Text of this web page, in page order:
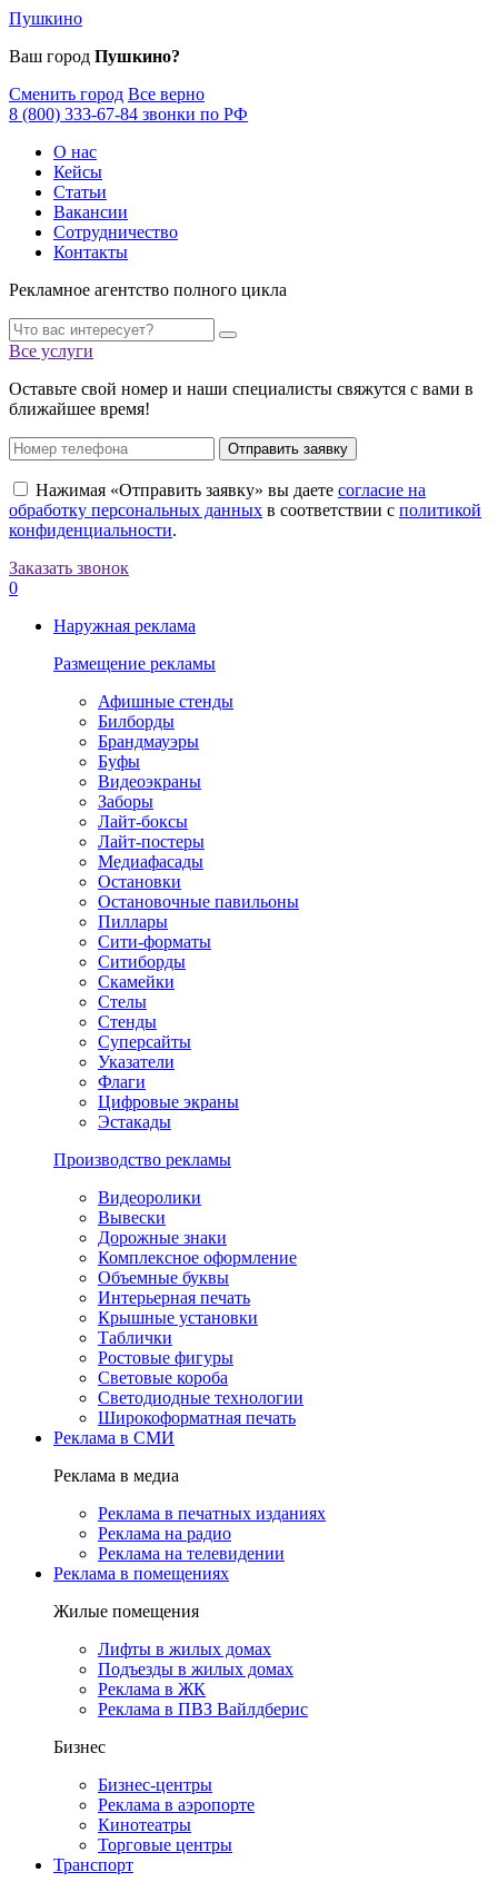
Пушкино
Ваш город Пушкино?
Сменить город Все верно
8 (800) 333-67-84 звонки по РФ
О нас
Кейсы
Статьи
Вакансии
Сотрудничество
Контакты
Рекламное агентство полного цикла
Все услуги
Оставьте свой номер и наши специалисты свяжутся с вами в
ближайшее время!
Отправить заявку
Нажимая «Отправить заявку» вы даете согласие на
обработку персональных данных в соответствии с политикой
конфиденциальности.
Заказать звонок
0
Наружная реклама
Размещение рекламы
Афишные стенды
Билборды
Брандмауэры
Буфы
Видеоэкраны
Заборы
Лайт-боксы
Лайт-постеры
Медиафасады
Остановки
Остановочные павильоны
Пиллары
Сити-форматы
Ситиборды
Скамейки
Стелы
Стенды
Суперсайты
Указатели
Флаги
Цифровые экраны
Эстакады
Производство рекламы
Видеоролики
Вывески
Дорожные знаки
Комплексное оформление
Объемные буквы
Интерьерная печать
Крышные установки
Таблички
Ростовые фигуры
Световые короба
Светодиодные технологии
Широкоформатная печать
Реклама в СМИ
Реклама в медиа
Реклама в печатных изданиях
Реклама на радио
Реклама на телевидении
Реклама в помещениях
Жилые помещения
Лифты в жилых домах
Подъезды в жилых домах
Реклама в ЖК
Реклама в ПВЗ Вайлдберис
Бизнес
Бизнес-центры
Реклама в аэропорте
Кинотеатры
Торговые центры
Транспорт